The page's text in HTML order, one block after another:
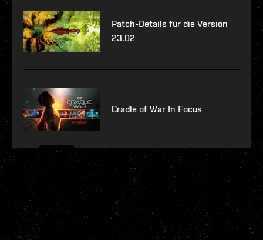
Patch-Details für die Version
23.02
Cradle of War In Focus